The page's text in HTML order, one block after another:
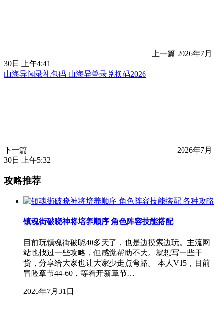
上一篇 2026年7月
30日 上午4:41
山海异闻录礼包码 山海异兽录兑换码2026
下一篇
2026年7月
30日 上午5:32
攻略推荐
各种攻略
镇魂街破晓神将培养顺序 角色阵容技能搭配
目前玩镇魂街破晓40多天了，也是边摸索边玩。主流网
站也找过一些攻略，但感觉帮助不大。就想写一些干
货，分享给大家也让大家少走点弯路。 本人V15，目前
冒险章节44-60，等着开新章节…
2026年7月31日